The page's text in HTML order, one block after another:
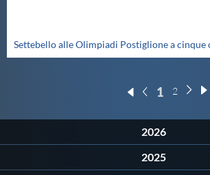
Settebello alle Olimpiadi Postiglione a cinque
1 2
2026
2025